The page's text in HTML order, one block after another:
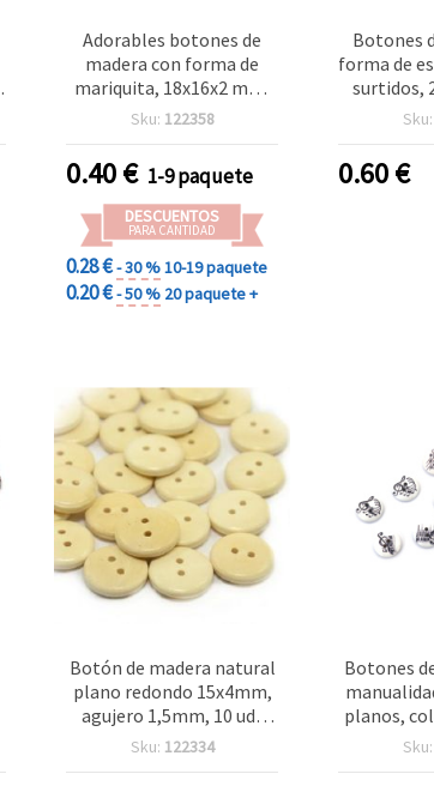
Adorables botones de
madera con forma de
mariquita, 18x16x2 mm,
agujero de 1 mm, colores
Sku: 122358
0.40€ 1-9 paquete
DESCUENTOS
PARA CANTIDAD
0.28 €- 30 %10-19 paquete
0.20 €- 50 % 20 paquete +
Botones
forma de
surtidos,
agujero
creativa y
Sku:
0.60€
Botón de madera natural
plano redondo 15x4mm,
agujero 1,5mm, 10 uds
(manualidades y costura)
Sku: 122334
Botones
planos,
15x4 mm,
Sku: